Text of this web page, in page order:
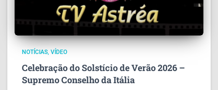
NOTÍCIAS VÍDEO
Celebração do Solstício de Verão 2026 –
Supremo Conselho da Itália